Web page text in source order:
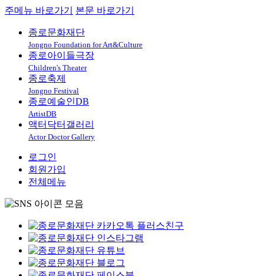
주메뉴 바로가기 본문 바로가기
종로문화재단
Jongno Foundation for Art&Culture
종로아이들극장
Children's Theater
종로축제
Jongno Festival
종로예술인DB
ArtistDB
액터닥터갤러리
Actor Doctor Gallery
로그인
회원가입
전체메뉴